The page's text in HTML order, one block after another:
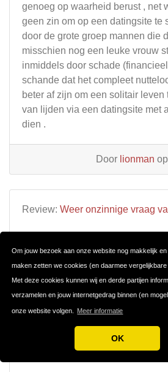
Om jouw bezoek aan onze website nog makkelijk
maken zetten we cookies (en daarmee vergelijkbare
Met deze cookies kunnen wij en derde partijen
verzamelen en jouw internetgedrag binnen (en
onze website volgen. Meer informatie
OK
genoeg op waarheid berust , net
geen zin om op een datingsite te
door de grote groep mannen die
misschien nog een leuke vrouw
inmiddels door schade
schande dat het compleet
beter af zijn om een solitair
van lijden via een datingsite met
dien .
Door lionman
Review: Weer onzinnige vraag
moderne man om MGTOW te
vrouw van deze tijd , vernederd ,
gehouden , financieel uitgebuit ,
!